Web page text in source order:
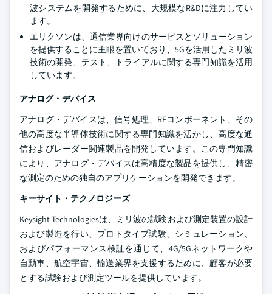
波システムを開発するために、大規模なR&Dに注力してい
ます。
エリクソンは、通信業界向けのサービスとソリューション
を提供することに主眼を置いており、5Gを活用したミリ波
技術の開発、テスト、トライアルに関する専門知識を活用
しています。
アナログ・デバイス
アナログ・デバイスは、信号処理、RFコンポーネント、その
他の高度な半導体技術に関する専門知識を活かし、高度な通
信およびレーダー関連製品を開発しています。この専門知識
により、アナログ・デバイスは高精度な製品を提供し、精密
な測定のための独自のアプリケーションを開発できます。
キーサイト・テクノロジーズ
Keysight Technologiesは、ミリ波の試験および測定装置の設計
および製造を行い、プロトタイプ試験、シミュレーション、
およびパフォーマンス検証を通じて、4G/5Gネットワークや
自動車、航空宇宙、輸送業界を支援するために、顧客が必要
とする試験および測定ツールを提供しています。